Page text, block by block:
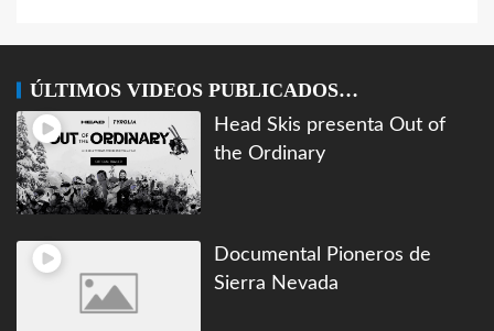
ÚLTIMOS VIDEOS PUBLICADOS…
Head Skis presenta Out of
the Ordinary
Documental Pioneros de
Sierra Nevada